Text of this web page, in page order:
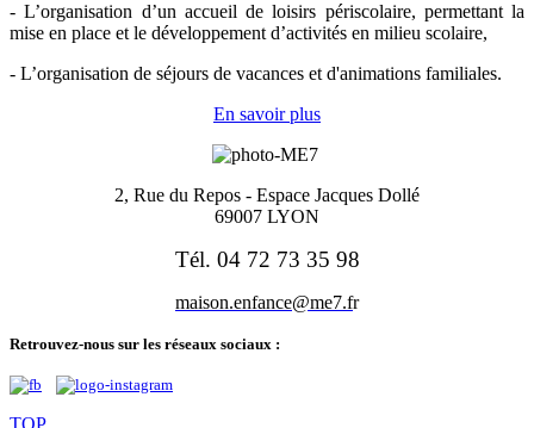
- L’organisation d’un accueil de loisirs périscolaire, permettant la
mise en place et le développement d’activités en milieu scolaire,
- L’organisation de séjours de vacances et d'animations familiales.
En savoir plus
2, Rue du Repos - Espace Jacques Dollé
69007 LYON
Tél. 04 72 73 35 98
maison.enfance@me7.fr
Retrouvez-nous sur les réseaux sociaux :